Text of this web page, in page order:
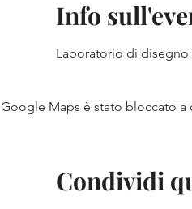
Info
Laboratorio di disegno
Google Maps è stato bloccato a
Condividi